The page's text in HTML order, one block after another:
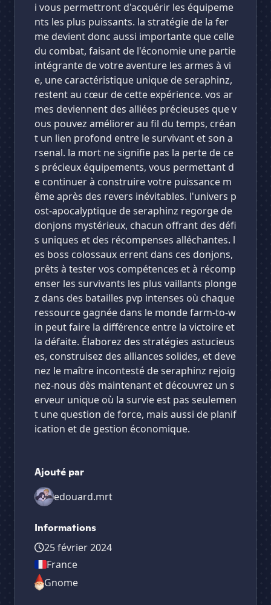
i vous permettront d'acquérir les équipeme
nts les plus puissants. la stratégie de la fer
me devient donc aussi importante que celle
du combat, faisant de l'économie une partie
intégrante de votre aventure les armes à vi
e, une caractéristique unique de seraphinz,
restent au cœur de cette expérience. vos ar
mes deviennent des alliées précieuses que v
ous pouvez améliorer au fil du temps, créan
t un lien profond entre le survivant et son a
rsenal. la mort ne signifie pas la perte de ce
s précieux équipements, vous permettant d
e continuer à construire votre puissance m
ême après des revers inévitables. l'univers p
ost-apocalyptique de seraphinz regorge de
donjons mystérieux, chacun offrant des défi
s uniques et des récompenses alléchantes. l
es boss colossaux errent dans ces donjons,
prêts à tester vos compétences et à récomp
enser les survivants les plus vaillants plonge
z dans des batailles pvp intenses où chaque
ressource gagnée dans le monde farm-to-w
in peut faire la différence entre la victoire et
la défaite. Élaborez des stratégies astucieus
es, construisez des alliances solides, et deve
nez le maître incontesté de seraphinz rejoig
nez-nous dès maintenant et découvrez un s
erveur unique où la survie est pas seulemen
t une question de force, mais aussi de planif
ication et de gestion économique.
Ajouté par
edouard.mrt
Informations
25 février 2024
France
Gnome